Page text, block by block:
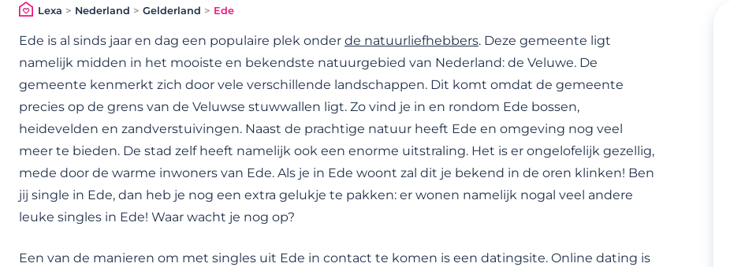
Lexa > Nederland > Gelderland > Ede
Ede is al sinds jaar en dag een populaire plek onder de natuurliefhebbers. Deze gemeente ligt
namelijk midden in het mooiste en bekendste natuurgebied van Nederland: de Veluwe. De
gemeente kenmerkt zich door vele verschillende landschappen. Dit komt omdat de gemeente
precies op de grens van de Veluwse stuwwallen ligt. Zo vind je in en rondom Ede bossen,
heidevelden en zandverstuivingen. Naast de prachtige natuur heeft Ede en omgeving nog veel
meer te bieden. De stad zelf heeft namelijk ook een enorme uitstraling. Het is er ongelofelijk gezellig,
mede door de warme inwoners van Ede. Als je in Ede woont zal dit je bekend in de oren klinken! Ben
jij single in Ede, dan heb je nog een extra gelukje te pakken: er wonen namelijk nogal veel andere
leuke singles in Ede! Waar wacht je nog op?
Een van de manieren om met singles uit Ede in contact te komen is een datingsite. Online dating is